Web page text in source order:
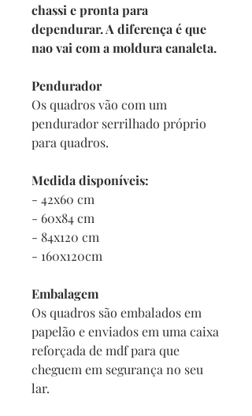
chassi e pronta para
dependurar. A diferença é que
nao vai com a moldura canaleta.
Pendurador
Os quadros vão com um
pendurador serrilhado próprio
para quadros.
Medida disponíveis:
- 42x60 cm
- 60x84 cm
- 84x120 cm
- 160x120cm
Embalagem
Os quadros são embalados em
papelão e enviados em uma caixa
reforçada de mdf para que
cheguem em segurança no seu
lar.